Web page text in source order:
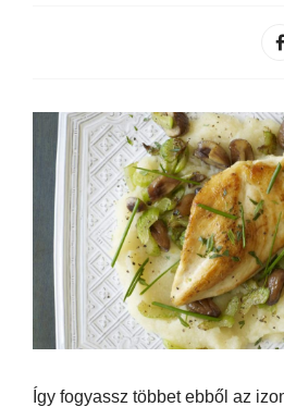
Így fogyassz többet ebből az